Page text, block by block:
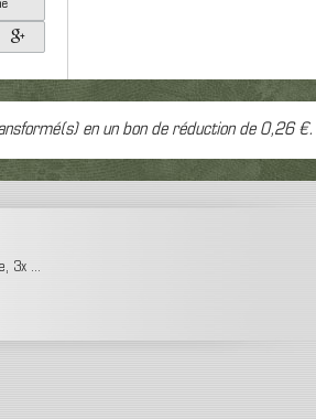
en un bon de réduction de 0,26 €.
3x ...